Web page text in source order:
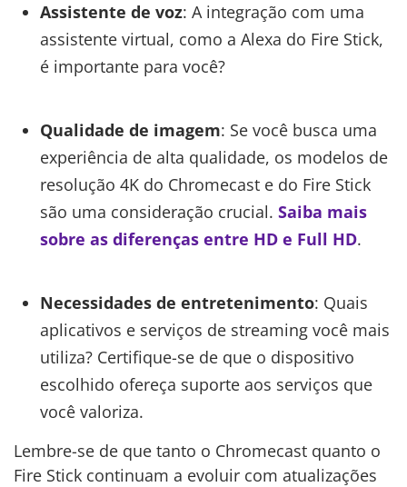
Assistente de voz: A integração com uma
assistente virtual, como a Alexa do Fire Stick,
é importante para você?
Qualidade de imagem: Se você busca uma
experiência de alta qualidade, os modelos de
resolução 4K do Chromecast e do Fire Stick
são uma consideração crucial. Saiba mais
sobre as diferenças entre HD e Full HD.
Necessidades de entretenimento: Quais
aplicativos e serviços de streaming você mais
utiliza? Certifique-se de que o dispositivo
escolhido ofereça suporte aos serviços que
você valoriza.
Lembre-se de que tanto o Chromecast quanto o
Fire Stick continuam a evoluir com atualizações